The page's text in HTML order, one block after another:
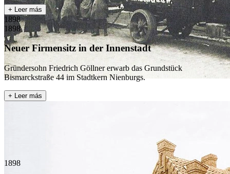
+ Leer más
1898
1898
Neuer Firmensitz in der Innenstadt
Gründersohn Friedrich Göllner erwarb das Grundstück
Bismarckstraße 44 im Stadtkern Nienburgs.
+ Leer más
1898